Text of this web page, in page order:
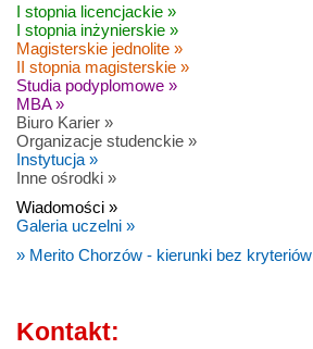
I stopnia licencjackie »
I stopnia inżynierskie »
Magisterskie jednolite »
II stopnia magisterskie »
Studia podyplomowe »
MBA »
Biuro Karier »
Organizacje studenckie »
Instytucja »
Inne ośrodki »
Wiadomości »
Galeria uczelni »
» Merito Chorzów - kierunki bez kryteriów
Kontakt: